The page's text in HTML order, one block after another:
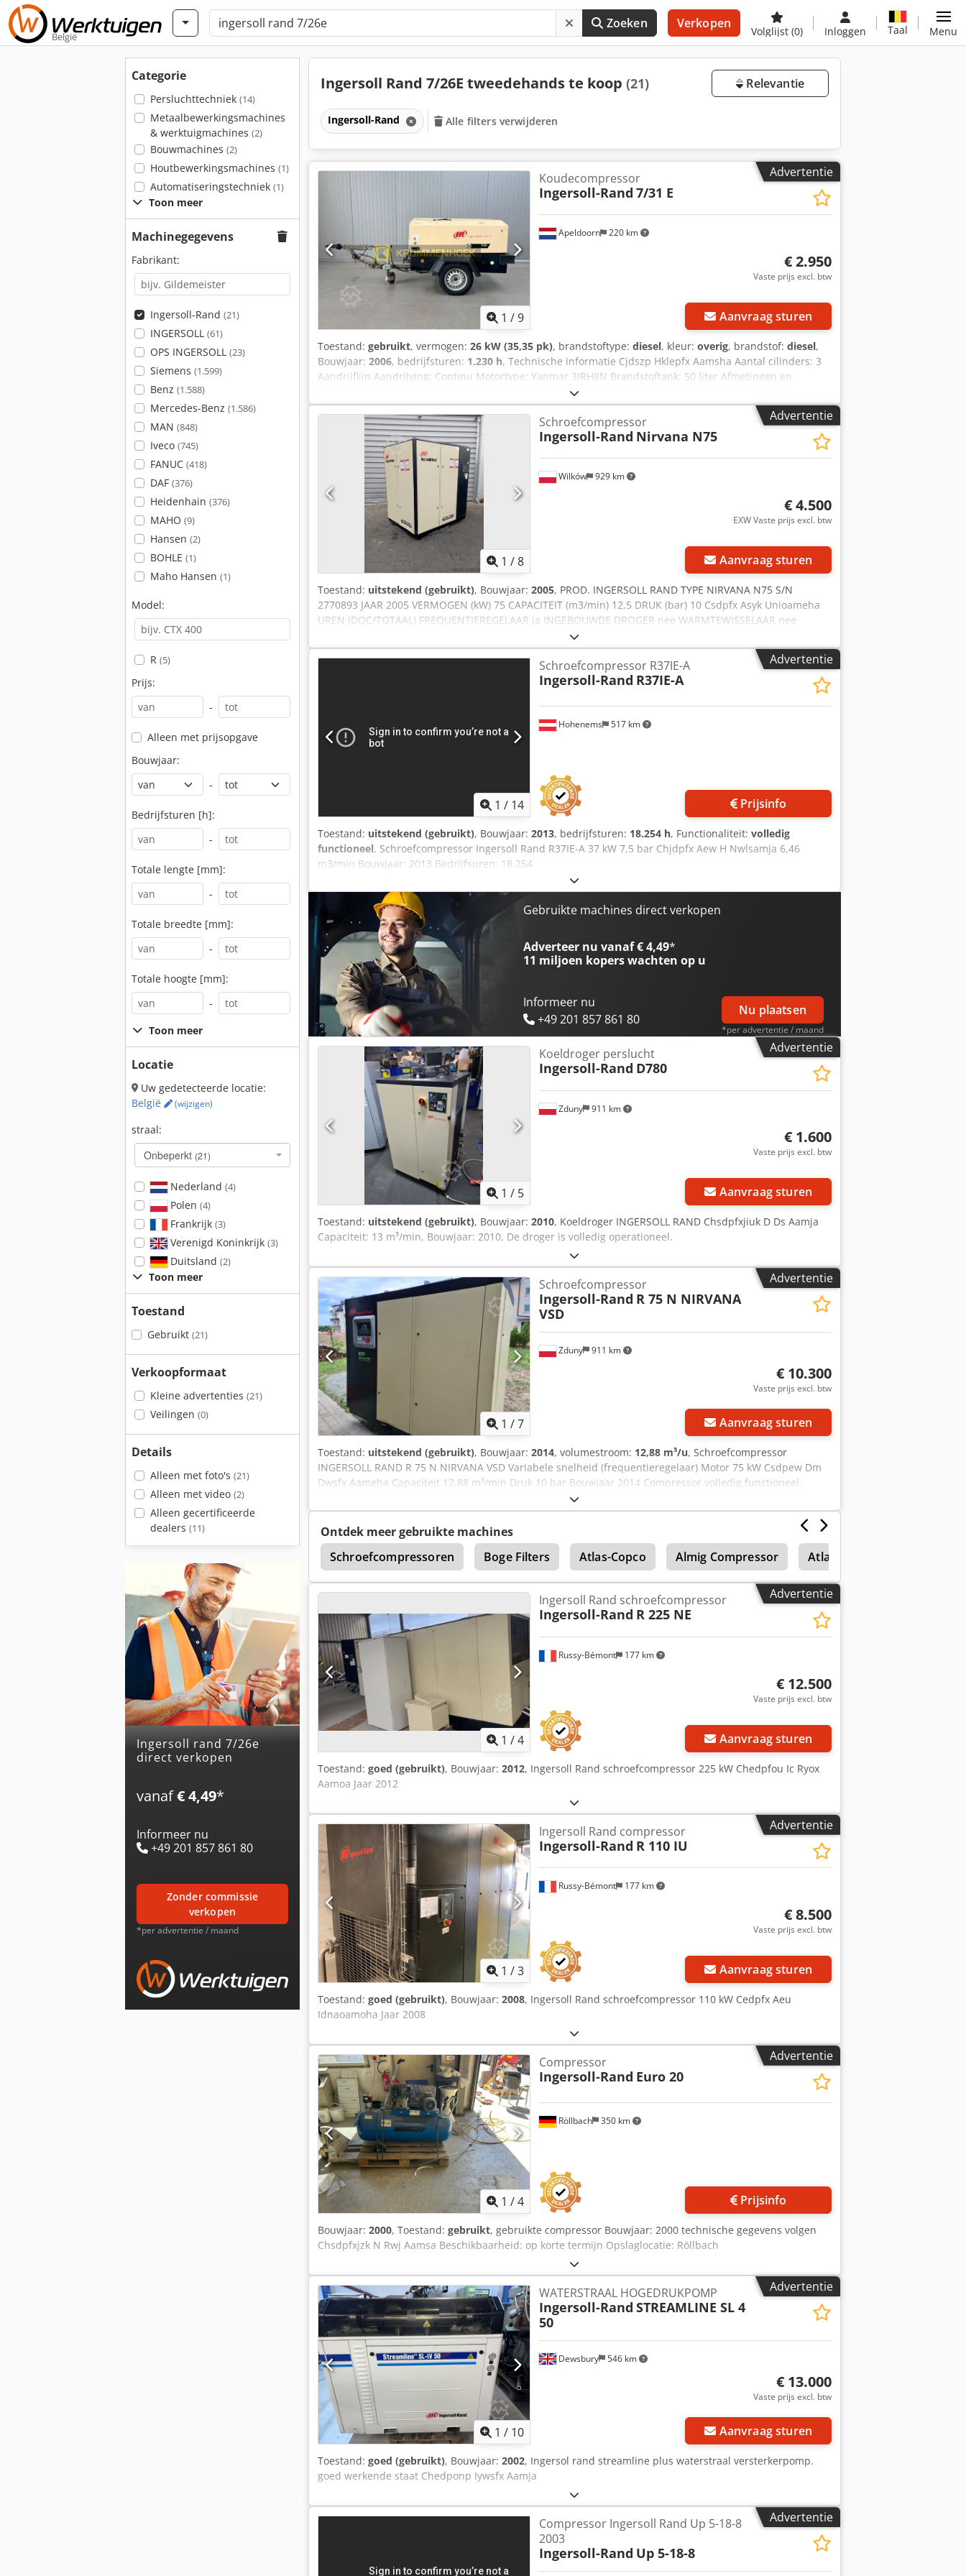
België
Zoeken Verkopen
Volglijst (0) Inloggen Taal Menu
Categorie
Persluchttechniek (14)
Metaalbewerkingsmachines
& werktuigmachines (2)
Bouwmachines (2)
Houtbewerkingsmachines (1)
Automatiseringstechniek (1)
Toon meer
Machinegegevens
Fabrikant:
Ingersoll-Rand (21)
INGERSOLL (61)
OPS INGERSOLL (23)
Siemens (1.599)
Benz (1.588)
Mercedes-Benz (1.586)
MAN (848)
Iveco (745)
FANUC (418)
DAF (376)
Heidenhain (376)
MAHO (9)
Hansen (2)
BOHLE (1)
Maho Hansen (1)
Model:
R (5)
Prijs:
-
Alleen met prijsopgave
Bouwjaar:
-
Bedrijfsturen [h]:
-
Totale lengte [mm]:
-
Totale breedte [mm]:
-
Totale hoogte [mm]:
-
Toon meer
Locatie
Uw gedetecteerde locatie:
België
(wijzigen)
straal:
Onbeperkt (21)
Nederland (4)
Polen (4)
Frankrijk (3)
Verenigd Koninkrijk (3)
Duitsland (2)
Toon meer
Toestand
Gebruikt (21)
Verkoopformaat
Kleine advertenties (21)
Veilingen (0)
Details
Alleen met foto's (21)
Alleen met video (2)
Alleen gecertificeerde
dealers (11)
ingersoll rand 7/26e
direct verkopen
vanaf€ 4,49*
Informeer nu
+49 201 857 861 80
zonder commissie
verkopen
*per advertentie / maand
Ingersoll Rand 7/26E tweedehands te koop (21) Relevantie
Ingersoll-Rand Alle filters verwijderen
Advertentie
1 /9
Apeldoorn 220 km
Koudecompressor
Ingersoll-Rand 7/31 E
€ 2.950
Vaste prijs excl. btw
Aanvraag sturen
Toestand: gebruikt, vermogen: 26 kW (35,35 pk), brandstoftype: diesel, kleur: overig, brandstof: diesel,
Bouwjaar: 2006, bedrijfsturen: 1.230 h, Technische informatie Cjdszp Hklepfx Aamsha Aantal cilinders: 3
Aandrijflijn Aandrijving: Continu Motortype: Yanmar 3IRH8N Brandstoftank: 50 liter Afmetingen en
gewichten Leeggewicht: 650 kg Afmetingen (L x B x H): 336 x 139 x 124 cm Functioneel Debiet: 186 m³/h
Netspanning: 12 V CE-markering: ja Staat Algemene staat: gemiddeld Technische staat: goed Optische
staat: gemiddeld Bedrijfsdruk: 7 bar
Advertentie
1 /8
Wilków 929 km
Schroefcompressor
Ingersoll-Rand Nirvana N75
€ 4.500
EXW Vaste prijs excl. btw
Aanvraag sturen
Toestand: uitstekend (gebruikt), Bouwjaar: 2005, PROD. INGERSOLL RAND TYPE NIRVANA N75 S/N
2770893 JAAR 2005 VERMOGEN (kW) 75 CAPACITEIT (m3/min) 12,5 DRUK (bar) 10 Csdpfx Asyk Unioameha
UREN (DOC/TOTAAL) FREQUENTIEREGELAAR ja INGEBOUWDE DROGER nee WARMTEWISSELAAR nee
Advertentie
1 / 14
Hohenems 517 km
Schroefcompressor R37IE-A
Ingersoll-Rand R37IE-A
Prijsinfo
Toestand: uitstekend (gebruikt), Bouwjaar: 2013, bedrijfsturen: 18.254 h, Functionaliteit: volledig
functioneel, Schroefcompressor Ingersoll Rand R37IE-A 37 kW 7,5 bar Chjdpfx Aew H Nwlsamja 6,46
m3/min Bouwjaar: 2013 Bedrijfsuren: 18.254
Gebruikte machines direct verkopen
Adverteer nu vanaf € 4,49*
11 miljoen koperswachten op u
Informeer nu
+49 201 857 861 80
Nu plaatsen
*per advertentie / maand
Advertentie
1 / 5
Zduny 911 km
Koeldroger perslucht
Ingersoll-Rand D780
€ 1.600
Vaste prijs excl. btw
Aanvraag sturen
Toestand: uitstekend (gebruikt), Bouwjaar: 2010, Koeldroger INGERSOLL RAND Chsdpfxjiuk D Ds Aamja
Capaciteit: 13 m³/min, Bouwjaar: 2010, De droger is volledig operationeel.
Advertentie
1 /7
Zduny 911 km
Schroefcompressor
Ingersoll-Rand R 75 N NIRVANA
VSD
€ 10.300
Vaste prijs excl. btw
Aanvraag sturen
Toestand: uitstekend (gebruikt), Bouwjaar: 2014, volumestroom: 12,88 m³/u, Schroefcompressor
INGERSOLL RAND R 75 N NIRVANA VSD Variabele snelheid (frequentieregelaar) Motor 75 kW Csdpew Dm
Dwsfx Aameha Capaciteit 12,88 m³/min Druk 10 bar Bouwjaar 2014 Compressor volledig functioneel.
Ontdek meer gebruikte machines
Schroefcompressoren
Boge Filters Atlas-Copco Almig Compressor Atlas Ar50
Advertentie
1 /4
Russy-Bémont 177 km
Ingersoll Rand schroefcompressor
Ingersoll-Rand R 225 NE
€ 12.500
Vaste prijs excl. btw
Aanvraag sturen
Toestand: goed (gebruikt), Bouwjaar: 2012, Ingersoll Rand schroefcompressor 225 kW Chedpfou Ic Ryox
Aamoa Jaar 2012
Advertentie
1 /3
Russy-Bémont 177 km
Ingersoll Rand compressor
Ingersoll-Rand R 110 IU
€ 8.500
Vaste prijs excl. btw
Aanvraag sturen
Toestand: goed (gebruikt), Bouwjaar: 2008, Ingersoll Rand schroefcompressor 110 kW Cedpfx Aeu
Idnaoamoha Jaar 2008
Advertentie
1 /4
Röllbach 350 km
Compressor
Ingersoll-Rand Euro 20
Prijsinfo
Bouwjaar: 2000, Toestand: gebruikt, gebruikte compressor Bouwjaar: 2000 technische gegevens volgen
Chsdpfxjzk N Rwj Aamsa Beschikbaarheid: op korte termijn Opslaglocatie: Röllbach
Advertentie
1 / 10
Dewsbury 546 km
WATERSTRAAL HOGEDRUKPOMP
Ingersoll-Rand STREAMLINE SL 4
50
€ 13.000
Vaste prijs excl. btw
Aanvraag sturen
Toestand: goed (gebruikt), Bouwjaar: 2002, Ingersol rand streamline plus waterstraal versterkerpomp.
goed werkende staat Chedponp Iywsfx Aamja
Advertentie
Compressor Ingersoll Rand Up 5-18-8
2003
Ingersoll-Rand Up 5-18-8